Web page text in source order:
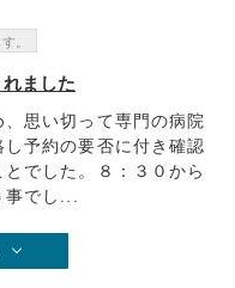
。
ました
思い切って専門の病院
予約の要否に付き確認
でした。８：３０から
でし...